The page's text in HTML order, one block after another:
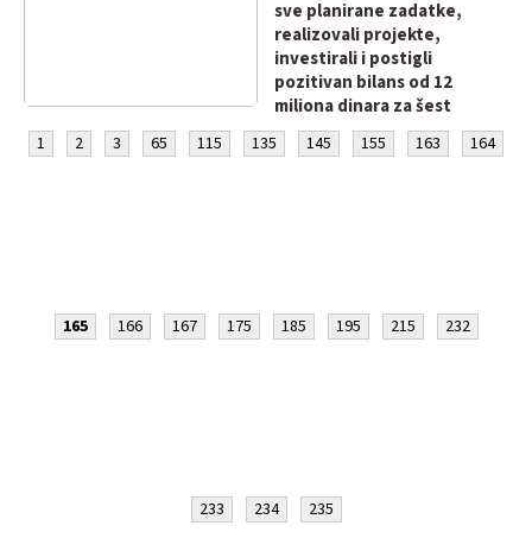
sve planirane zadatke,
realizovali projekte,
investirali i postigli
pozitivan bilans od 12
miliona dinara za šest
meseci ove godine!
1 2 3 65 115 135 145 155 163 164
165 166 167 175 185 195 215 232
233 234 235